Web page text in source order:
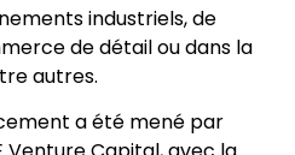
industriels, de
de détail ou dans la
autres.
a été mené par